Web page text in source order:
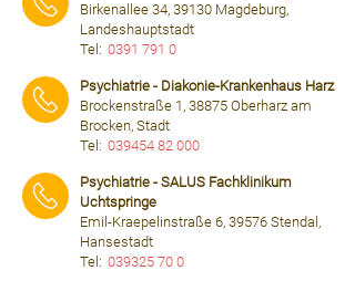
Birkenallee 34, 39130 Magdeburg,
Landeshauptstadt
Tel: 0391 791 0
Psychiatrie - Diakonie-Krankenhaus Harz
Brockenstraße 1, 38875 Oberharz am
Brocken, Stadt
Tel: 039454 82 000
Psychiatrie - SALUS Fachklinikum
Uchtspringe
Emil-Kraepelinstraße 6, 39576 Stendal,
Hansestadt
Tel: 039325 70 0